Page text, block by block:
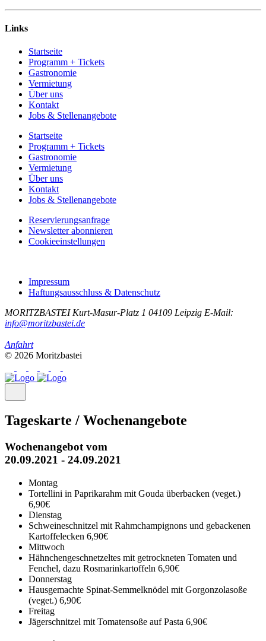
Links
Startseite
Programm + Tickets
Gastronomie
Vermietung
Über uns
Kontakt
Jobs & Stellenangebote
Startseite
Programm + Tickets
Gastronomie
Vermietung
Über uns
Kontakt
Jobs & Stellenangebote
Reservierungsanfrage
Newsletter abonnieren
Cookieeinstellungen
Impressum
Haftungsausschluss & Datenschutz
MORITZBASTEI Kurt-Masur-Platz 1 04109 Leipzig E-Mail:
info@moritzbastei.de
Anfahrt
© 2026 Moritzbastei
Tageskarte / Wochenangebote
Wochenangebot vom
20.09.2021 - 24.09.2021
Montag
Tortellini in Paprikarahm mit Gouda überbacken (veget.)
6,90€
Dienstag
Schweineschnitzel mit Rahmchampignons und gebackenen
Kartoffelecken 6,90€
Mittwoch
Hähnchengeschnetzeltes mit getrockneten Tomaten und
Fenchel, dazu Rosmarinkartoffeln 6,90€
Donnerstag
Hausgemachte Spinat-Semmelknödel mit Gorgonzolasoße
(veget.) 6,90€
Freitag
Jägerschnitzel mit Tomatensoße auf Pasta 6,90€